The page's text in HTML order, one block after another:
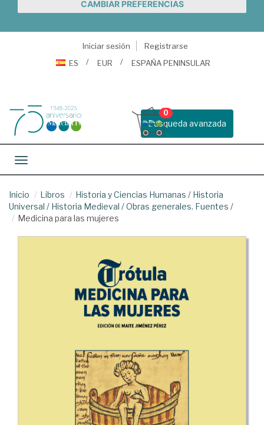
CAMBIAR PREFERENCIAS
Iniciar sesión
Registrarse
ES
EUR ESPAÑA PENINSULAR
Busqueda avanzada
0
Toggle navigation
Inicio Libros Historia y Ciencias Humanas / Historia
Universal / Historia Medieval /Obras generales. Fuentes /
Medicina para las mujeres